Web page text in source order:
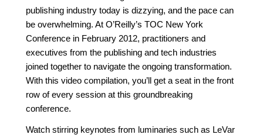
publishing industry today is dizzying, and the pace can
be overwhelming. At O’Reilly’s TOC New York
Conference in February 2012, practitioners and
executives from the publishing and tech industries
joined together to navigate the ongoing transformation.
With this video compilation, you’ll get a seat in the front
row of every session at this groundbreaking
conference.
Watch stirring keynotes from luminaries such as LeVar